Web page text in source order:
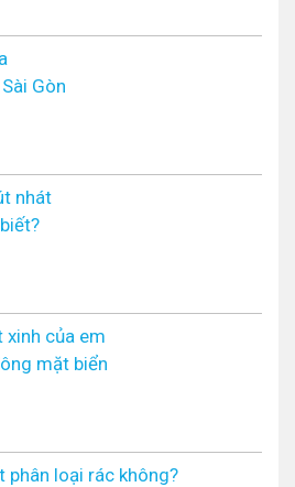
Gòn
nhát
xinh của em
mặt biển
phân loại rác không?